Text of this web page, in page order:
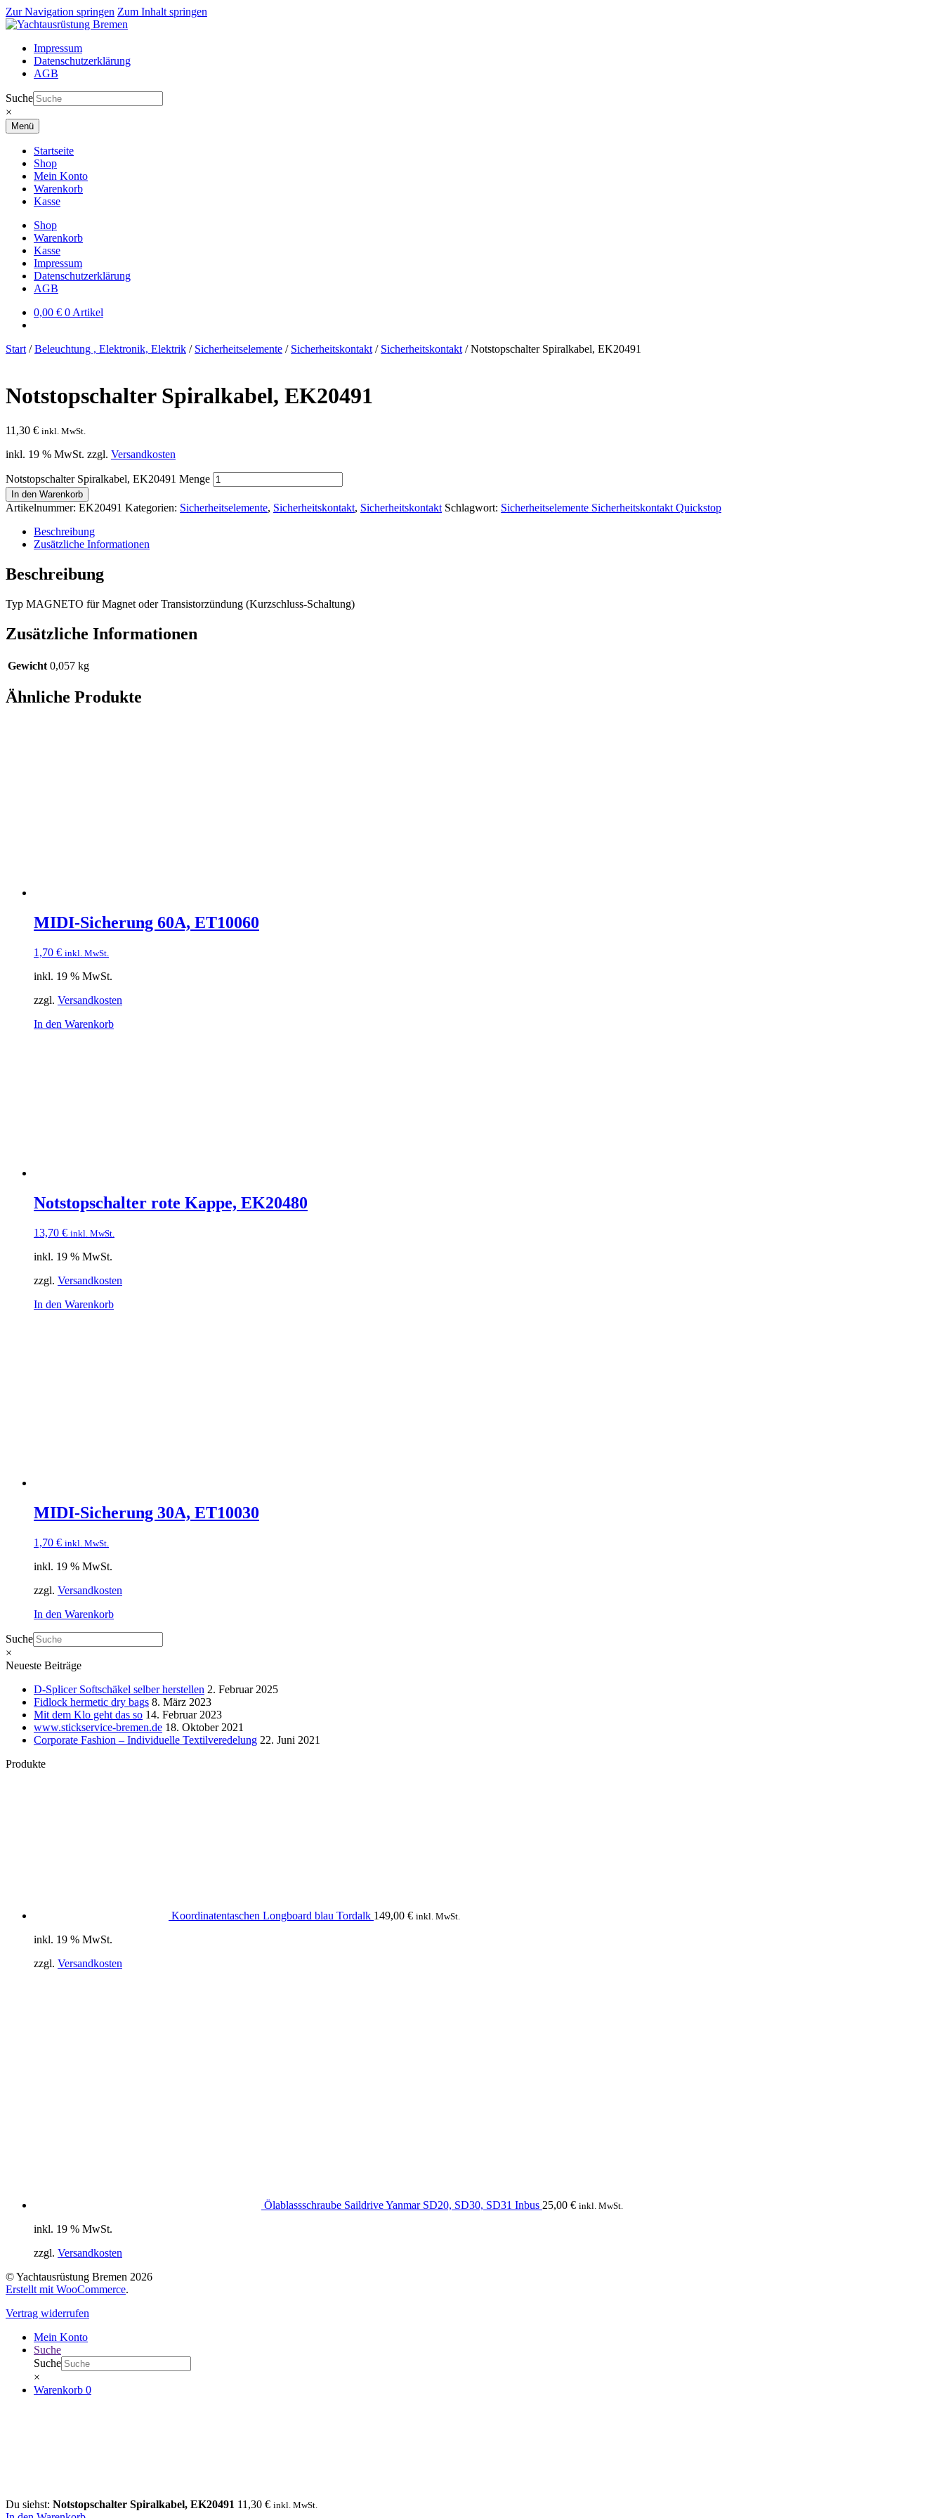
Zur Navigation springen Zum Inhalt springen
Impressum
Datenschutzerklärung
AGB
Suche
×
Menü
Startseite
Shop
Mein Konto
Warenkorb
Kasse
Shop
Warenkorb
Kasse
Impressum
Datenschutzerklärung
AGB
0,00 € 0 Artikel
Start /Beleuchtung , Elektronik, Elektrik / Sicherheitselemente / Sicherheitskontakt / Sicherheitskontakt /Notstopschalter Spiralkabel, EK20491
Notstopschalter Spiralkabel, EK20491
11,30 € inkl. MwSt.
inkl. 19 % MwSt. zzgl. Versandkosten
Notstopschalter Spiralkabel, EK20491 Menge
In den Warenkorb
Artikelnummer: EK20491 Kategorien: Sicherheitselemente, Sicherheitskontakt, Sicherheitskontakt Schlagwort: Sicherheitselemente Sicherheitskontakt Quickstop
Beschreibung
Zusätzliche Informationen
Beschreibung
Typ MAGNETO für Magnet oder Transistorzündung (Kurzschluss-Schaltung)
Zusätzliche Informationen
Gewicht 0,057 kg
Ähnliche Produkte
MIDI-Sicherung 60A, ET10060
1,70 € inkl. MwSt.
inkl. 19 % MwSt.
zzgl. Versandkosten
In den Warenkorb
Notstopschalter rote Kappe, EK20480
13,70 € inkl. MwSt.
inkl. 19 % MwSt.
zzgl. Versandkosten
In den Warenkorb
MIDI-Sicherung 30A, ET10030
1,70 € inkl. MwSt.
inkl. 19 % MwSt.
zzgl. Versandkosten
In den Warenkorb
Suche
×
Neueste Beiträge
D-Splicer Softschäkel selber herstellen 2. Februar 2025
Fidlock hermetic dry bags 8. März 2023
Mit dem Klo geht das so 14. Februar 2023
www.stickservice-bremen.de 18. Oktober 2021
Corporate Fashion – Individuelle Textilveredelung 22. Juni 2021
Produkte
Koordinatentaschen Longboard blau Tordalk 149,00 € inkl. MwSt.
inkl. 19 % MwSt.
zzgl. Versandkosten
Ölablassschraube Saildrive Yanmar SD20, SD30, SD31 Inbus 25,00 € inkl. MwSt.
inkl. 19 % MwSt.
zzgl. Versandkosten
© Yachtausrüstung Bremen 2026
Erstellt mit WooCommerce.
Vertrag widerrufen
Mein Konto
Suche
Suche
×
Warenkorb 0
Du siehst: Notstopschalter Spiralkabel, EK20491 11,30 € inkl. MwSt.